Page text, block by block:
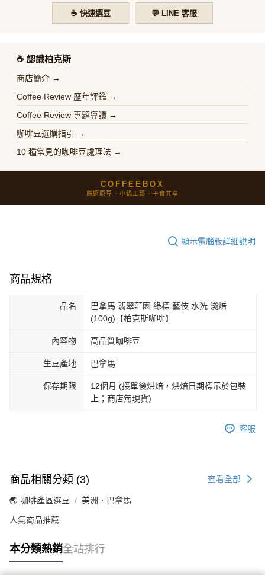
☕ 快速選豆 💬 LINE 客服
☕️ 認識柏克斯
商店簡介 →
Coffee Review 歷年評鑑 →
Coffee Review 專題導讀 →
咖啡豆選購指引 →
10 種常見的咖啡豆處理法 →
COFFEEBOX
嚴選原豆 · 小鍋工藝 · 平實共享
顯示電腦版詳細說明
商品規格
品名
巴拿馬 翡翠莊園 綠標 藝伎 水洗 淺焙
(100g)【柏克斯咖啡】
內容物 高品質咖啡豆
生豆產地 巴拿馬
保存期限
12個月 (接單後烘焙，烘焙日期標示於包裝
上；商店無現貨)
客服
商品相關分類 (3) 查看全部
🌏 咖啡產區選豆 美洲．巴拿馬
人氣商品推薦
本分類熱銷全站排行